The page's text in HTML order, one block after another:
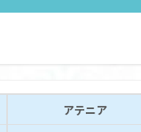
アテニア